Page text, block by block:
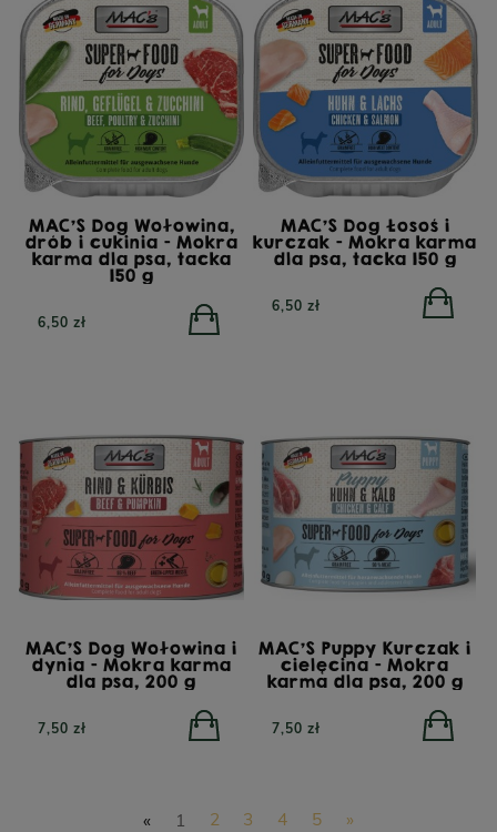
MAC'S Dog Wołowina,
drób i cukinia - Mokra
karma dla psa, tacka
150 g
6,50 zł
MAC'S Dog Łosoś i
kurczak - Mokra karma
dla psa, tacka 150 g
6,50 zł
MAC'S Dog Wołowina i
dynia - Mokra karma
dla psa, 200 g
7,50 zł
MAC'S Puppy Kurczak i
cielęcina - Mokra
karma dla psa, 200 g
7,50 zł
« 1 2 3 4 5 »